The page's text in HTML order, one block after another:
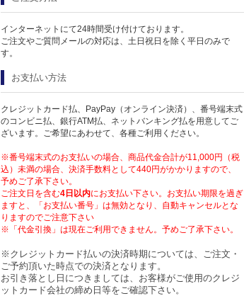
インターネットにて24時間受け付けております。
ご注文やご質問メールの対応は、土日祝日を除く平日のみで
す。
お支払い方法
クレジットカード払、PayPay（オンライン決済）、番号端末式
のコンビニ払、銀行ATM払、ネットバンキング払を用意してご
ざいます。ご希望にあわせて、各種ご利用ください。
※番号端末式のお支払いの場合、商品代金合計が11,000円（税
込）未満の場合、決済手数料として440円がかかりますので、
予めご了承下さい。
ご注文日を含む4日以内にお支払い下さい。お支払い期限を過ぎ
ますと、「お支払い番号」は無効となり、自動キャンセルとな
りますのでご注意下さい
※「代金引換」は現在ご利用できません。予めご了承下さい。
※クレジットカード払いの決済時期については、ご注文・
ご予約頂いた時点での決済となります。
お引き落とし日につきましては、お客様がご使用のクレジ
ットカード会社の締め日等をご確認下さい。